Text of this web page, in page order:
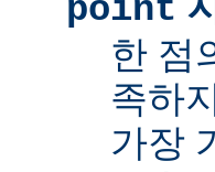
point
한 점
족하
가장